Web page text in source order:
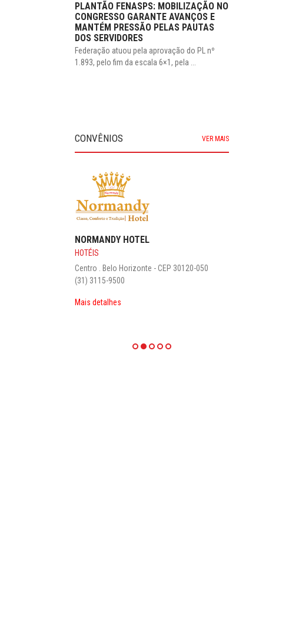
PLANTÃO FENASPS: MOBILIZAÇÃO NO
CONGRESSO GARANTE AVANÇOS E
MANTÉM PRESSÃO PELAS PAUTAS
DOS SERVIDORES
Federação atuou pela aprovação do PL nº
1.893, pelo fim da escala 6×1, pela ...
CONVÊNIOS VER MAIS
NORMANDY HOTEL
HOTÉIS
Centro . Belo Horizonte - CEP 30120-050
(31) 3115-9500
Mais detalhes